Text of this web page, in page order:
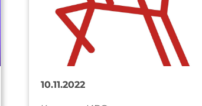
10.11.2022